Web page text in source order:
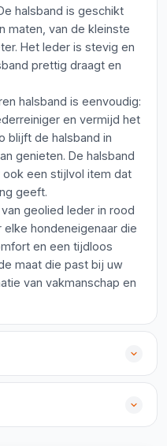
halsband is geschikt
maten, van de kleinste
Het leder is stevig en
prettig draagt en
halsband is eenvoudig:
en vermijd het
blijft de halsband in
genieten. De halsband
ook een stijlvol item dat
geeft.
geolied leder in rood
hondeneigenaar die
en een tijdloos
maat die past bij uw
van vakmanschap en